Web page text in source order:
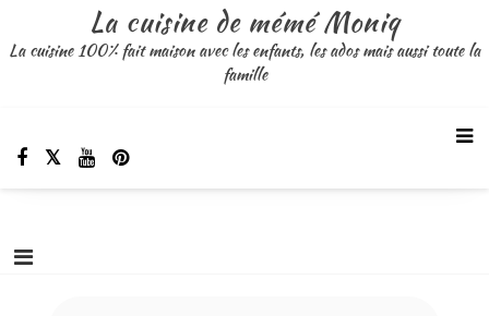
contenu
La cuisine de mémé Moniq
La cuisine 100% fait maison avec les enfants, les ados mais aussi toute la
famille